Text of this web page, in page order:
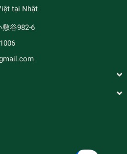
tại Nhật
谷982-6